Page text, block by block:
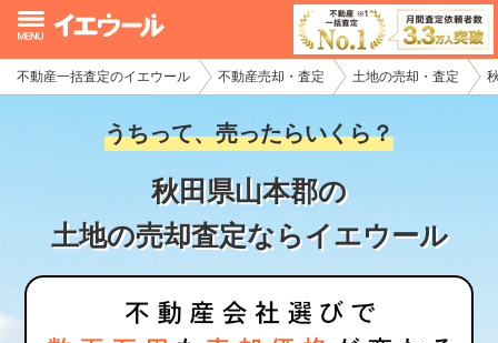
不動産一括査定のイエウール 不動産売却・査定 土地の売却・査定
うちって、売ったらいくら？
秋田県山本郡の
土地の売却査定ならイエウール
イエウール加盟希望の不動産会社様
初めての方へ
不動産の売却・一括査定
家査定シミュレーター